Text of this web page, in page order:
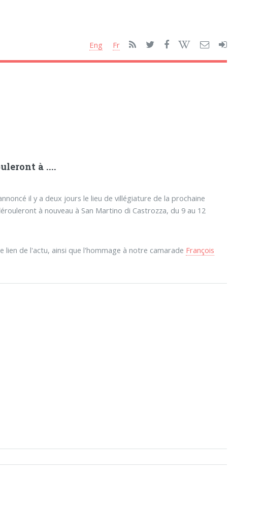
Eng Fr
à ....
il y a deux jours le lieu de villégiature de la prochaine
à nouveau à San Martino di Castrozza, du 9 au 12
lien de l'actu, ainsi que l'hommage à notre camarade François